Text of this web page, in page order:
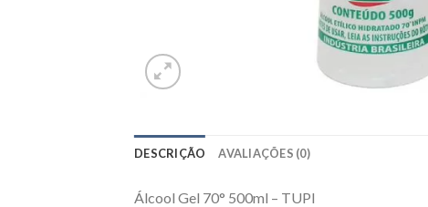
DESCRIÇÃO AVALIAÇÕES (0)
Álcool Gel 70° 500ml – TUPI